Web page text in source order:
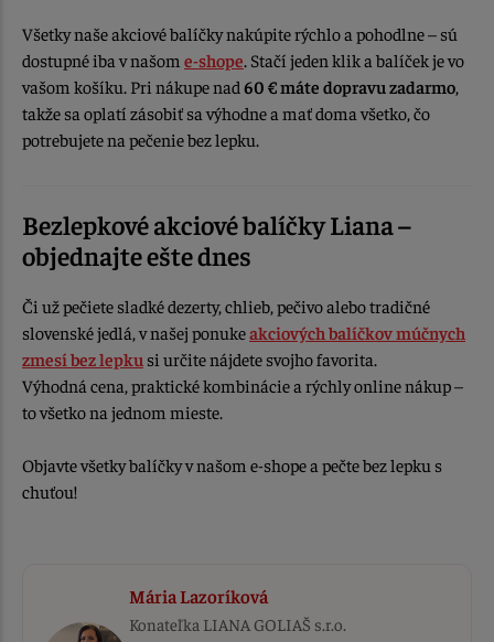
Všetky naše akciové balíčky nakúpite rýchlo a pohodlne – sú
dostupné iba v našom e-shope . Stačí jeden klik a balíček je vo
vašom košíku. Pri nákupe nad 60 € máte dopravu zadarmo
takže sa oplatí zásobiť sa výhodne a mať doma všetko, čo
potrebujete na pečenie bez lepku.
Bezlepkové akciové balíčky Liana –
objednajte ešte dnes
Či už pečiete sladké dezerty, chlieb, pečivo alebo tradičné
slovenské jedlá, v našej ponukeakciových balíčkov múčnych
zmesí bez lepku si určite nájdete svojho favorita.
Výhodná cena, praktické kombinácie a rýchly online nákup –
to všetko na jednom mieste.
Objavte všetky balíčky v našom e-shope a pečte bez lepku s
chuťou!
Mária Lazoríková
Konateľka LIANA GOLIAŠ s.r.o.